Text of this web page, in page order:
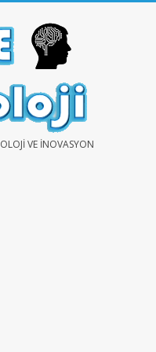
VE İNOVASYON